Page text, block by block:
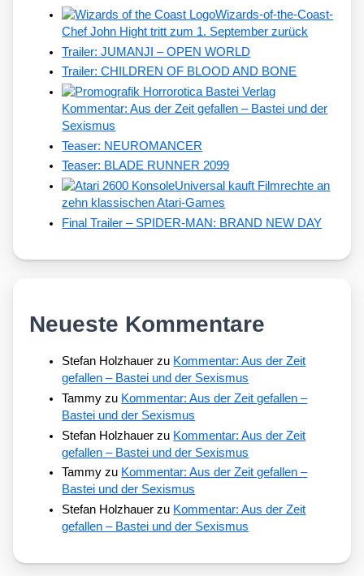
Wizards-of-the-Coast-
Chef John Hight tritt zum 1. September zurück
Trailer: JUMANJI – OPEN WORLD
Trailer: CHILDREN OF BLOOD AND BONE
Kommentar: Aus der Zeit gefallen – Bastei und der
Sexismus
Teaser: NEUROMANCER
Teaser: BLADE RUNNER 2099
Universal kauft Filmrechte an
zehn klassischen Atari-Games
Final Trailer – SPIDER-MAN: BRAND NEW DAY
Neueste Kommentare
Stefan Holzhauer zu Kommentar: Aus der Zeit
gefallen – Bastei und der Sexismus
Tammy zu Kommentar: Aus der Zeit gefallen –
Bastei und der Sexismus
Stefan Holzhauer zu Kommentar: Aus der Zeit
gefallen – Bastei und der Sexismus
Tammy zu Kommentar: Aus der Zeit gefallen –
Bastei und der Sexismus
Stefan Holzhauer zu Kommentar: Aus der Zeit
gefallen – Bastei und der Sexismus